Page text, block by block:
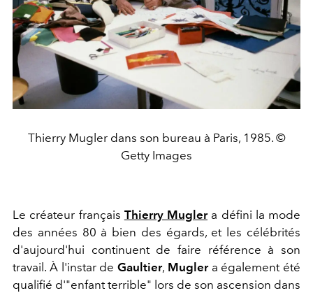
Thierry Mugler dans son bureau à Paris, 1985. ©
Getty Images
Le créateur français Thierry Mugler a défini la mode
des années 80 à bien des égards, et les célébrités
d'aujourd'hui continuent de faire référence à son
travail. À l'instar de Gaultier, Muglera également été
qualifié d'"enfant terrible" lors de son ascension dans